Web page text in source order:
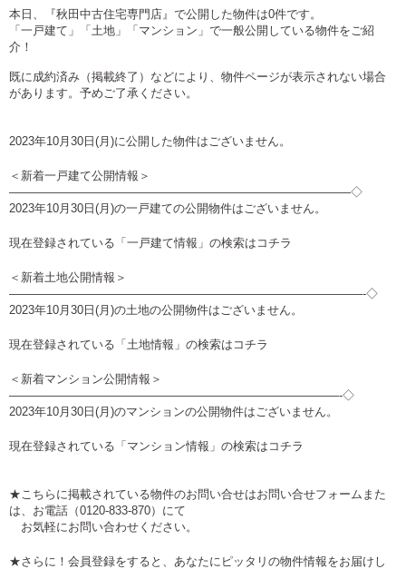
本日、『秋田中古住宅専門店』で公開した物件は0件です。
「一戸建て」「土地」「マンション」で一般公開している物件をご紹
介！
既に成約済み（掲載終了）などにより、物件ページが表示されない場合
があります。予めご了承ください。
2023年10月30日(月)に公開した物件はございません。
＜新着一戸建て公開情報＞
—————————————————————————————◇
2023年10月30日(月)の一戸建ての公開物件はございません。
現在登録されている「一戸建て情報」の検索は コチラ
＜新着土地公開情報＞
——————————————————————————————-◇
2023年10月30日(月)の土地の公開物件はございません。
現在登録されている「土地情報」の検索は コチラ
＜新着マンション公開情報＞
————————————————————————————-◇
2023年10月30日(月)のマンションの公開物件はございません。
現在登録されている「マンション情報」の検索は コチラ
★こちらに掲載されている物件のお問い合せはお問い合せフォーム また
は、お電話（0120-833-870）にて
お気軽にお問い合わせください。
★さらに！会員登録をすると、あなたにピッタリの物件情報をお届けし